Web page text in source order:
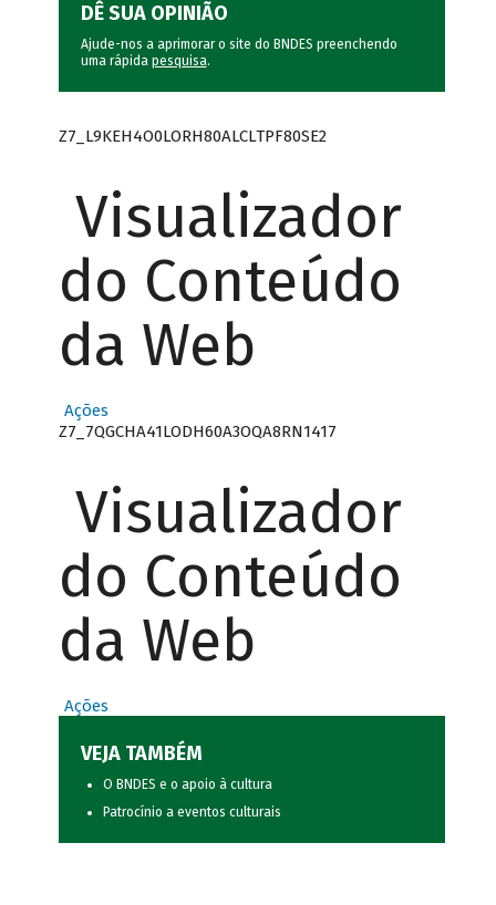
DÊ SUA OPINIÃO
Ajude-nos a aprimorar o site do BNDES preenchendo
uma rápida pesquisa.
Z7_L9KEH4O0LORH80ALCLTPF80SE2
Visualizador
do Conteúdo
da Web
Ações
Z7_7QGCHA41LODH60A3OQA8RN1417
Visualizador
do Conteúdo
da Web
Ações
VEJA TAMBÉM
O BNDES e o apoio à cultura
Patrocínio a eventos culturais